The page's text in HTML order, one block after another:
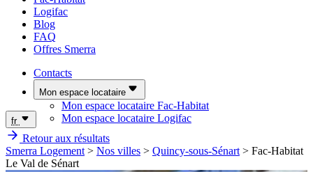
Logifac
Blog
FAQ
Offres Smerra
Contacts
Mon espace locataire
Mon espace locataire Fac-Habitat
Mon espace locataire Logifac
fr
Retour aux résultats
Smerra Logement > Nos villes > Quincy-sous-Sénart > Fac-Habitat
Le Val de Sénart